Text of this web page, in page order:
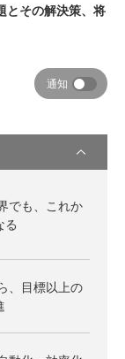
とその解決策、将
通知
でも、これか
る
、目標以上の